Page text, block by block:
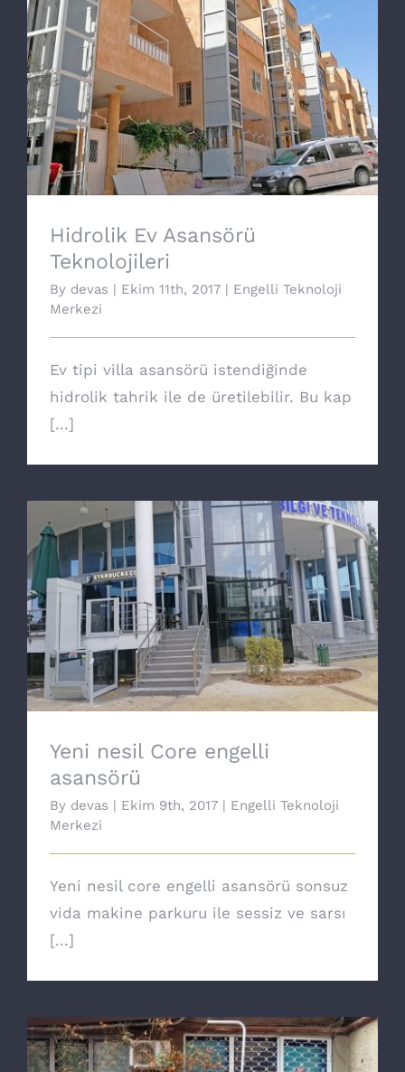
Hidrolik Ev Asansörü Teknolojileri
Hidrolik Ev Asansörü
Teknolojileri
By devas | Ekim 11th, 2017 | Engelli Teknoloji
Merkezi
Ev tipi villa asansörü istendiğinde
hidrolik tahrik ile de üretilebilir. Bu kap
[...]
Yeni nesil Core engelli asansörü
Yeni nesil Core engelli
asansörü
By devas | Ekim 9th, 2017 | Engelli Teknoloji
Merkezi
Yeni nesil core engelli asansörü sonsuz
vida makine parkuru ile sessiz ve sarsı
[...]